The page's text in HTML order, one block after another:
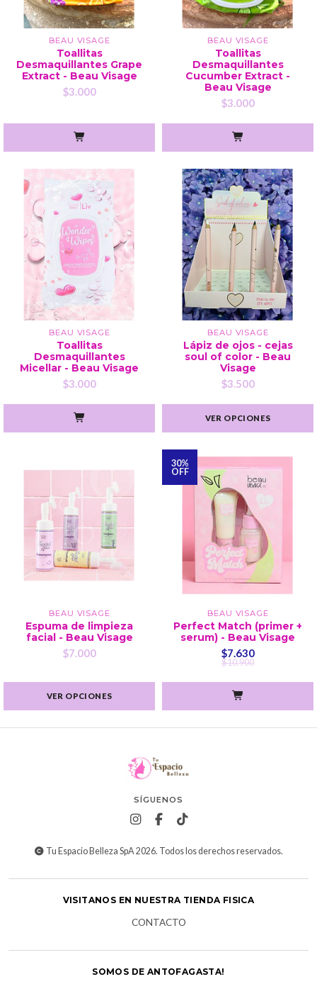
BEAU VISAGE
Toallitas
Desmaquillantes Grape
Extract - Beau Visage
$3.000
BEAU VISAGE
Toallitas
Desmaquillantes
Cucumber Extract -
Beau Visage
$3.000
BEAU VISAGE
Toallitas
Desmaquillantes
Micellar - Beau Visage
$3.000
BEAU VISAGE
Lápiz de ojos - cejas
soul of color - Beau
Visage
$3.500
VER OPCIONES
BEAU VISAGE
Espuma de limpieza
facial - Beau Visage
$7.000
VER OPCIONES
30%
OFF
BEAU VISAGE
Perfect Match (primer +
serum) - Beau Visage
$7.630
$10.900
SÍGUENOS
Tu Espacio Belleza SpA 2026. Todos los derechos reservados.
VISITANOS EN NUESTRA TIENDA FISICA
CONTACTO
SOMOS DE ANTOFAGASTA!